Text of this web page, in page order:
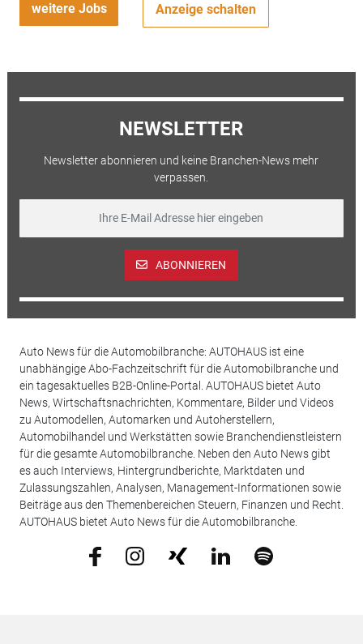
weitere Jobs Anzeige schalten
NEWSLETTER
Newsletter abonnieren und keine Branchen-News mehr
verpassen.
ABONNIEREN
Auto News für die Automobilbranche: AUTOHAUS ist eine
unabhängige Abo-Fachzeitschrift für die Automobilbranche und
ein tagesaktuelles B2B-Online-Portal. AUTOHAUS bietet Auto
News, Wirtschaftsnachrichten, Kommentare, Bilder und Videos
zu Automodellen, Automarken und Autoherstellern,
Automobilhandel und Werkstätten sowie Branchendienstleistern
für die gesamte Automobilbranche. Neben den Auto News gibt
es auch Interviews, Hintergrundberichte, Marktdaten und
Zulassungszahlen, Analysen, Management-Informationen sowie
Beiträge aus den Themenbereichen Steuern, Finanzen und Recht.
AUTOHAUS bietet Auto News für die Automobilbranche.